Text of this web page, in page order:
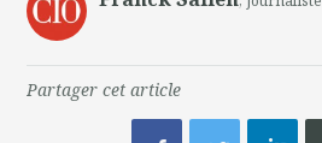
Partager cet article